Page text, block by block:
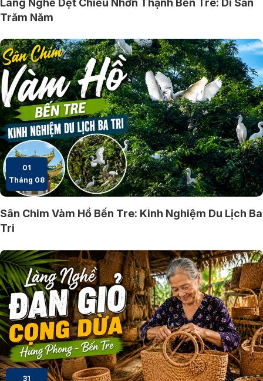
Làng Nghề Dệt Chiếu Nhơn Thạnh Bến Tre: Di Sản
Trăm Năm
01
Tháng 08
Sân Chim Vàm Hồ Bến Tre: Kinh Nghiệm Du Lịch Ba
Tri
31